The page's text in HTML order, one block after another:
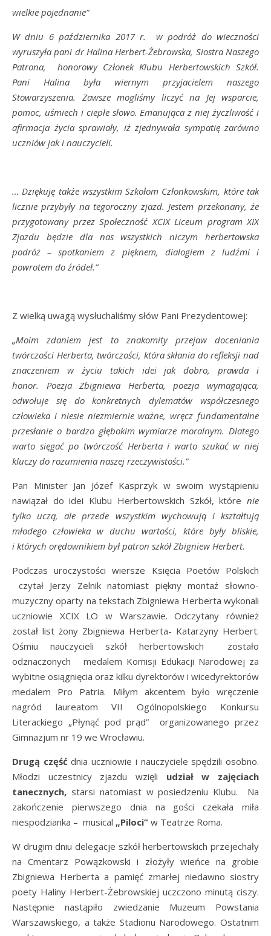
wielkie pojednanie”
W dniu 6 października 2017 r. w podróż do wieczności
wyruszyła pani dr Halina Herbert-Żebrowska, Siostra Naszego
Patrona, honorowy Członek Klubu Herbertowskich Szkół.
Pani Halina była wiernym przyjacielem naszego
Stowarzyszenia. Zawsze mogliśmy liczyć na Jej wsparcie,
pomoc, uśmiech i ciepłe słowo. Emanująca z niej życzliwość i
afirmacja życia sprawiały, iż zjednywała sympatię zarówno
uczniów jak i nauczycieli.
… Dziękuję także wszystkim Szkołom Członkowskim, które tak
licznie przybyły na tegoroczny zjazd. Jestem przekonany, że
przygotowany przez Społeczność XCIX Liceum program XIX
Zjazdu będzie dla nas wszystkich niczym herbertowska
podróż – spotkaniem z pięknem, dialogiem z ludźmi i
powrotem do źródeł.”
Z wielką uwagą wysłuchaliśmy słów Pani Prezydentowej:
„Moim zdaniem jest to znakomity przejaw doceniania
twórczości Herberta, twórczości, która skłania do refleksji nad
znaczeniem w życiu takich idei jak dobro, prawda i
honor.
Poezja Zbigniewa Herberta, poezja wymagająca,
odwołuje się do konkretnych dylematów współczesnego
człowieka i niesie niezmiernie ważne, wręcz fundamentalne
przesłanie o bardzo głębokim wymiarze moralnym. Dlatego
warto sięgać po twórczość Herberta i warto szukać w niej
kluczy do rozumienia naszej rzeczywistości.”
Pan Minister Jan Józef Kasprzyk w swoim wystąpieniu
nawiązał do idei Klubu Herbertowskich Szkół, które nie
tylko uczą, ale przede wszystkim wychowują i kształtują
młodego człowieka w duchu wartości, które były bliskie,
i których orędownikiem był patron szkół Zbigniew Herbert.
Podczas uroczystości wiersze Księcia Poetów Polskich
czytał Jerzy Zelnik natomiast piękny montaż słowno-
muzyczny oparty na tekstach Zbigniewa Herberta wykonali
uczniowie XCIX LO w Warszawie. Odczytany również
został list żony Zbigniewa Herberta- Katarzyny Herbert.
Ośmiu nauczycieli szkół herbertowskich zostało
odznaczonych medalem Komisji Edukacji Narodowej za
wybitne osiągnięcia oraz kilku dyrektorów i wicedyrektorów
medalem Pro Patria. Miłym akcentem było wręczenie
nagród laureatom VII Ogólnopolskiego Konkursu
Literackiego „Płynąć pod prąd” organizowanego przez
Gimnazjum nr 19 we Wrocławiu.
Drugą część dnia uczniowie i nauczyciele spędzili osobno.
Młodzi uczestnicy zjazdu wzięli udział w zajęciach
tanecznych, starsi natomiast w posiedzeniu Klubu.
Na
zakończenie pierwszego dnia na gości czekała miła
niespodzianka – musical „Piloci” w Teatrze Roma.
W drugim dniu delegacje szkół herbertowskich przejechały
na Cmentarz Powązkowski i złożyły wieńce na grobie
Zbigniewa Herberta a pamięć zmarłej niedawno siostry
poety Haliny Herbert-Żebrowskiej uczczono minutą ciszy.
Następnie nastąpiło zwiedzanie Muzeum Powstania
Warszawskiego, a także Stadionu Narodowego. Ostatnim